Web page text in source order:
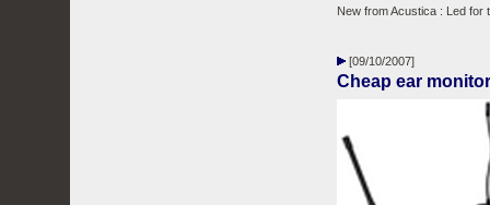
New from Acustica : Led for
[09/10/2007]
Cheap ear